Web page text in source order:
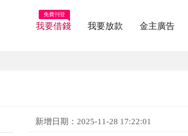
我要借錢
免費刊登
我要放款 金主廣告
新增日期：2025-11-28 17:22:01